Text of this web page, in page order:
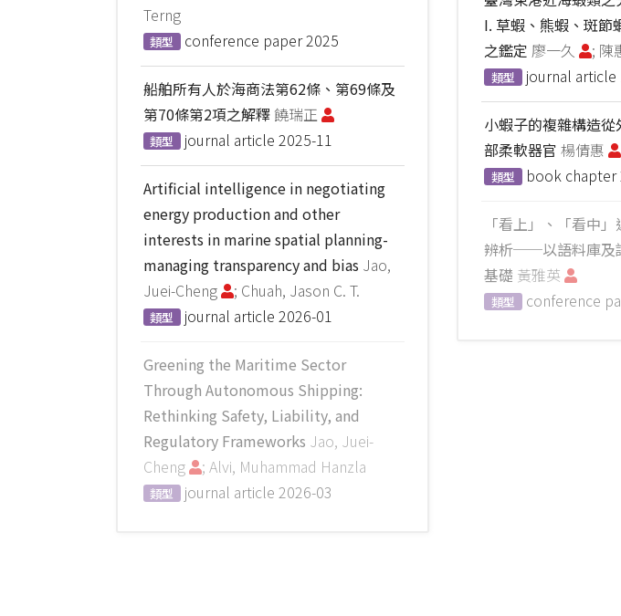
Terng
類型 conference paper2025
船舶所有人於海商法第62條、第69條及
第70條第2項之解釋饒瑞正
類型 journal article 2025-11
Artificial intelligence in negotiating
energy production and other
interests in marine spatial planning-
managing transparency and bias Jao,
Juei-Cheng
; Chuah, Jason C. T.
類型 journal article 2026-01
Greening the Maritime Sector
Through Autonomous Shipping:
Rethinking Safety, Liability, and
Regulatory Frameworks Jao, Juei-
Cheng
; Alvi, Muhammad Hanzla
類型 journal article 2026-03
I. 草蝦、熊蝦、斑節
之鑑定 廖一久 ; 陳
類型 journal article
小蝦子的複雜構造從
部柔軟器官 楊倩惠
類型 book chapter
「看上」、「看中
辨析──以語料庫及
基礎 黃雅英
類型 conference